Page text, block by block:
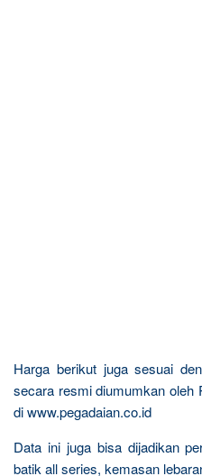
Harga berikut juga sesuai
secara resmi diumumkan oleh
di www.pegadaian.co.id
Data ini juga bisa dijadikan
batik all series, kemasan